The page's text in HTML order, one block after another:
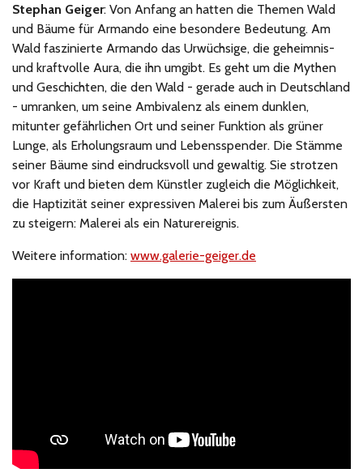
Stephan Geiger: Von Anfang an hatten die Themen Wald
und Bäume für Armando eine besondere Bedeutung. Am
Wald faszinierte Armando das Urwüchsige, die geheimnis-
und kraftvolle Aura, die ihn umgibt. Es geht um die Mythen
und Geschichten, die den Wald - gerade auch in Deutschland
- umranken, um seine Ambivalenz als einem dunklen,
mitunter gefährlichen Ort und seiner Funktion als grüner
Lunge, als Erholungsraum und Lebensspender. Die Stämme
seiner Bäume sind eindrucksvoll und gewaltig. Sie strotzen
vor Kraft und bieten dem Künstler zugleich die Möglichkeit,
die Haptizität seiner expressiven Malerei bis zum Äußersten
zu steigern: Malerei als ein Naturereignis.
Weitere information: www.galerie-geiger.de